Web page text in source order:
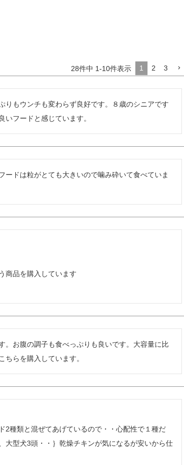
28件中 1-10件表示 1 2 3
りもウンチも変わらず良好です。８歳のシニアです
フードと感じています。
ードは粒がとても大きいので噛み砕いて食べていま
商品を購入しています
。お腹の調子も食べっぷりも良いです。大容量に比
らを購入しています。
2種類と混ぜてあげているので・・心配性で１種だ
大型犬3頭・・｝乾燥チキンが気になるが安いから仕